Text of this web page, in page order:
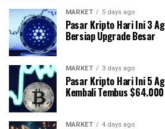
MARKET 5 days ago
Pasar Kripto Hari Ini 3
Bersiap Upgrade Besar
MARKET 3 days ago
Pasar Kripto Hari Ini 5
Kembali Tembus $64.000
MARKET 4 days ago